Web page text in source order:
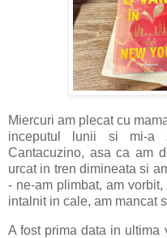
Miercuri am plecat cu
inceputul lunii si mi-a
Cantacuzino, asa ca am
urcat in tren dimineata si
- ne-am plimbat, am
intalnit in cale, am mancat
A fost prima data in ultima